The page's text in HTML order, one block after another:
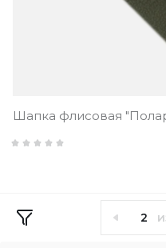
Шапка флисовая
2